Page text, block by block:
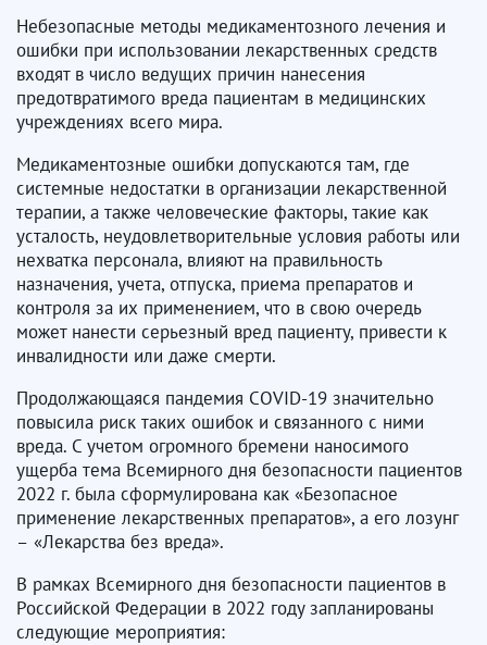
Небезопасные методы медикаментозного лечения и
ошибки при использовании лекарственных средств
входят в число ведущих причин нанесения
предотвратимого вреда пациентам в медицинских
учреждениях всего мира.
Медикаментозные ошибки допускаются там, где
системные недостатки в организации лекарственной
терапии, а также человеческие факторы, такие как
усталость, неудовлетворительные условия работы или
нехватка персонала, влияют на правильность
назначения, учета, отпуска, приема препаратов и
контроля за их применением, что в свою очередь
может нанести серьезный вред пациенту, привести к
инвалидности или даже смерти.
Продолжающаяся пандемия COVID-19 значительно
повысила риск таких ошибок и связанного с ними
вреда. С учетом огромного бремени наносимого
ущерба тема Всемирного дня безопасности пациентов
2022 г. была сформулирована как «Безопасное
применение лекарственных препаратов», а его лозунг
– «Лекарства без вреда».
В рамках Всемирного дня безопасности пациентов в
Российской Федерации в 2022 году запланированы
следующие мероприятия: